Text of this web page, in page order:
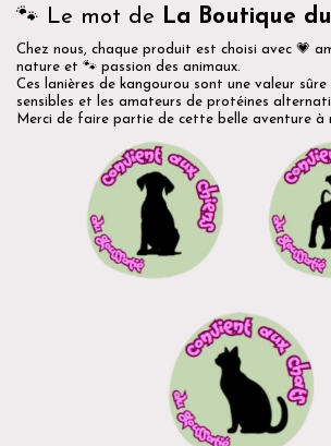
🐾 Le mot de La Boutique
Chez nous, chaque produit est choisi avec 💗
nature et 🐾 passion des animaux.
Ces lanières de kangourou sont une valeur
sensibles et les amateurs de protéines
Merci de faire partie de cette belle aventure à